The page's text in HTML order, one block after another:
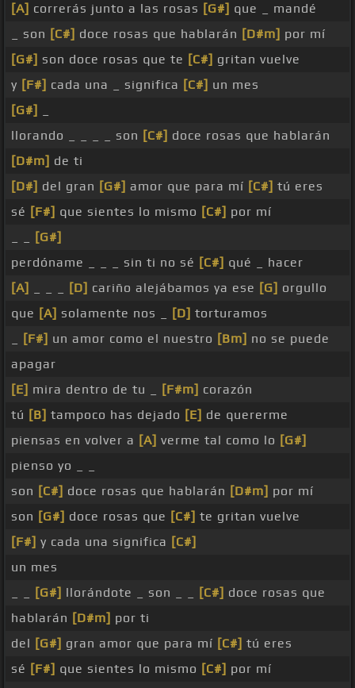
[A] correrás junto a las rosas [G#] que _ mandé
_ son [C#] doce rosas que hablarán [D#m] por mí
[G#] son doce rosas que te [C#] gritan vuelve
y [F#] cada una _ significa [C#] un mes
[G#]
llorando _ _ _ _ son [C#] doce rosas que hablarán
[D#m] de ti
[D#] del gran [G#] amor que para mí [C#] tú eres
sé [F#] que sientes lo mismo [C#] por mí
[G#]
perdóname _ _ _ sin ti no sé [C#] qué _ hacer
[A]
[D] cariño alejábamos ya ese [G] orgullo
que [A] solamente nos _ [D] torturamos
[F#] un amor como el nuestro [Bm] no se puede
apagar
[E] mira dentro de tu _ [F#m] corazón
tú [B] tampoco has dejado [E] de quererme
piensas en volver a [A] verme tal como lo [G#]
pienso yo _ _
son [C#] doce rosas que hablarán [D#m] por mí
son [G#] doce rosas que [C#] te gritan vuelve
[F#] y cada una significa [C#]
un mes
[G#] llorándote _ son _ _ [C#] doce rosas que
hablarán [D#m] por ti
del [G#] gran amor que para mí [C#] tú eres
sé [F#] que sientes lo mismo [C#] por mí